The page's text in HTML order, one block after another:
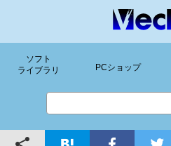
ソフト
ライブラリ
PCショップ